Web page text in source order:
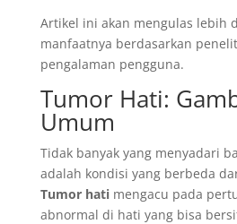
Artikel ini akan mengulas lebih
manfaatnya berdasarkan
pengalaman pengguna.
Tumor Hati:
Umum
Tidak banyak yang menyadari
adalah kondisi yang berbeda
Tumor hatimengacu pada
abnormal di hati yang bisa